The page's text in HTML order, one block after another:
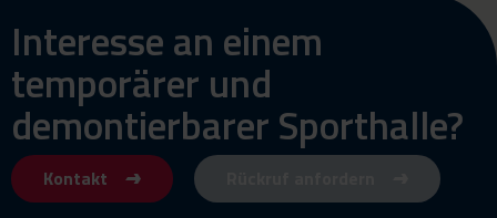
Interesse an einem
temporärer und
demontierbarer Sporthalle?
Kontakt